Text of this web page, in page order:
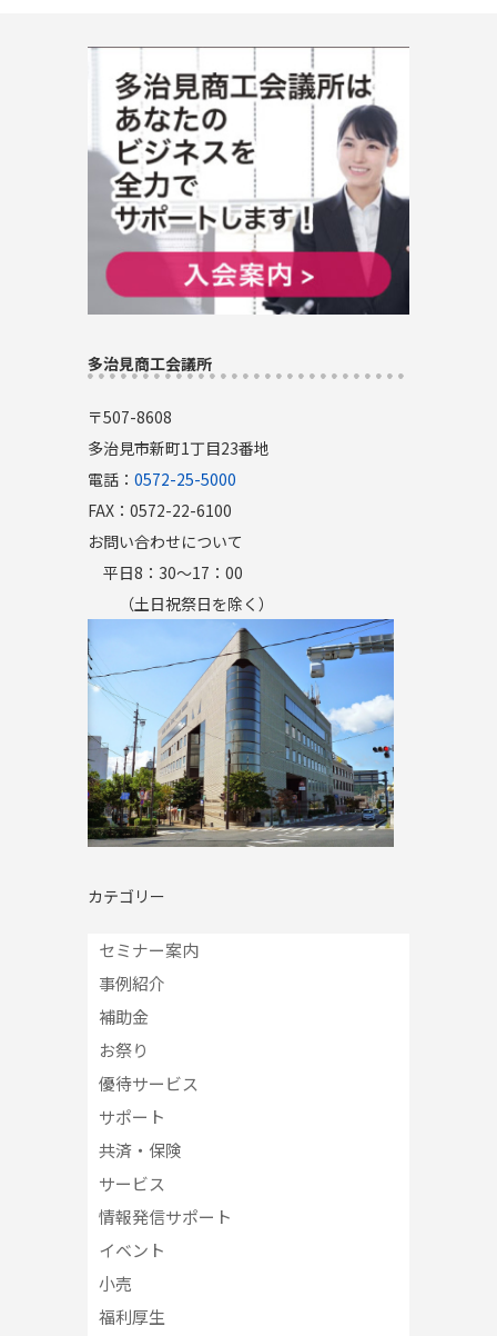
多治見商工会議所
〒507-8608
多治見市新町1丁目23番地
電話： 0572-25-5000
FAX：0572-22-6100
お問い合わせについて
平日8：30～17：00
（土日祝祭日を除く）
カテゴリー
セミナー案内
事例紹介
補助金
お祭り
優待サービス
サポート
共済・保険
サービス
情報発信サポート
イベント
小売
福利厚生